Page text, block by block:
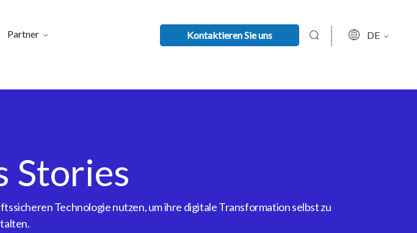
Partner Kontaktieren Sie uns DE
Stories
Technologie nutzen, um ihre digitale Transformation selbst zu